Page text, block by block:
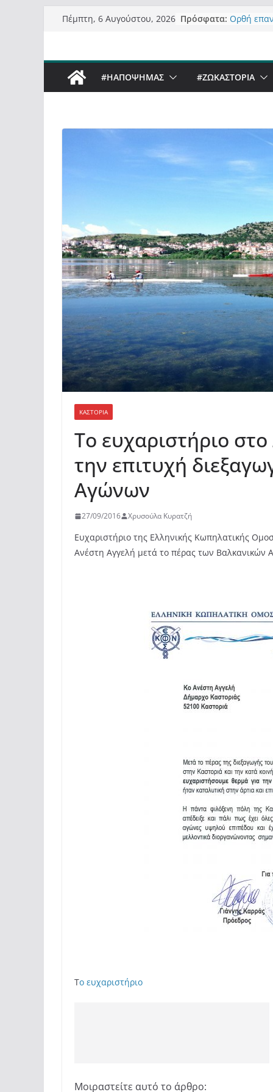
Μετάβαση
Πέμπτη, 6 Αυγούστου, 2026 Πρόσφατα: Ορθή
Sky στην
Πόσο
σε τίτλους
#ΗΑΠΟΨΗΜΑΣ #ZΩΚΑΣΤΟΡΙΑ
ΚΑΣΤΟΡΙΆ
Το ευχαριστήριο
την επιτυχή
Αγώνων
27/09/2016 Χρυσούλα Κυρατζή
Ευχαριστήριο της Ελληνικής Κωπηλατικής
Ανέστη Αγγελή μετά το πέρας των
Tο ευχαριστήριο
Μοιραστείτε αυτό το άρθρο: